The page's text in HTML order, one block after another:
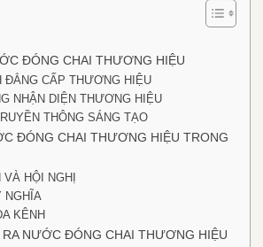
ĐÓNG CHAI THƯƠNG HIỆU
ĐẲNG CẤP THƯƠNG HIỆU
NHẬN DIỆN THƯƠNG HIỆU
THÔNG SÁNG TẠO
ĐÓNG CHAI THƯƠNG HIỆU TRONG
HỘI NGHỊ
NGHĨA
KÊNH
NƯỚC ĐÓNG CHAI THƯƠNG HIỆU